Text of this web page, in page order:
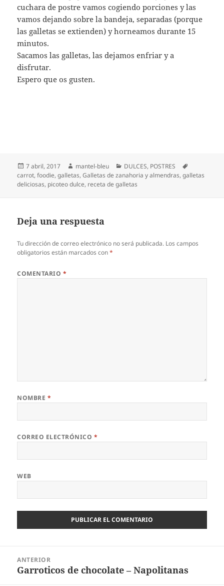
cuchara de postre vamos cogiendo porciones y las
vamos dejando sobre la bandeja, separadas (porque
las galletas se extienden) y horneamos durante 15
minutos.
Sacamos las galletas, las dejamos enfriar y a
disfrutar.
Espero que os gusten.
Publicado
el
7 abril, 2017 Autor
mantel-bleu Categorías
DULCES, POSTRES
carrot,foodie,galletas,Galletas de zanahoria y almendras,galletas
deliciosas, picoteo dulce, receta de galletas
Deja una respuesta
Tu dirección de correo electrónico no será publicada. Los campos
obligatorios están marcados con*
COMENTARIO *
NOMBRE *
CORREO ELECTRÓNICO *
WEB
entradas
ANTERIOR
Entrada
Garroticos de chocolate – Napolitanas